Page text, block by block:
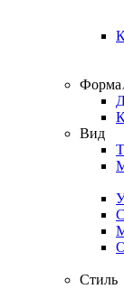
Форма
Вид
Стиль